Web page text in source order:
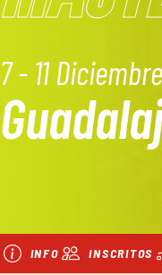
7 - 11
INFO INSCRITOS